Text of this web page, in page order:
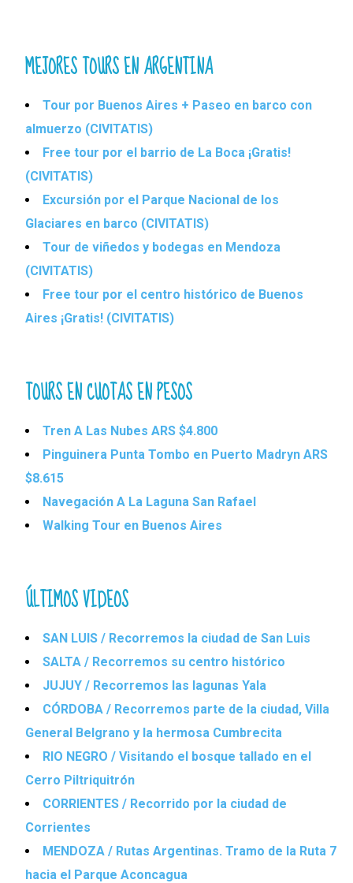
MEJORES TOURS EN ARGENTINA
Tour por Buenos Aires + Paseo en barco con
almuerzo (CIVITATIS)
Free tour por el barrio de La Boca ¡Gratis!
(CIVITATIS)
Excursión por el Parque Nacional de los
Glaciares en barco (CIVITATIS)
Tour de viñedos y bodegas en Mendoza
(CIVITATIS)
Free tour por el centro histórico de Buenos
Aires ¡Gratis! (CIVITATIS)
TOURS EN CUOTAS EN PESOS
Tren A Las Nubes ARS $4.800
Pinguinera Punta Tombo en Puerto Madryn ARS
$8.615
Navegación A La Laguna San Rafael
Walking Tour en Buenos Aires
ÚLTIMOS VIDEOS
SAN LUIS / Recorremos la ciudad de San Luis
SALTA / Recorremos su centro histórico
JUJUY / Recorremos las lagunas Yala
CÓRDOBA / Recorremos parte de la ciudad, Villa
General Belgrano y la hermosa Cumbrecita
RIO NEGRO / Visitando el bosque tallado en el
Cerro Piltriquitrón
CORRIENTES / Recorrido por la ciudad de
Corrientes
MENDOZA / Rutas Argentinas. Tramo de la Ruta 7
hacia el Parque Aconcagua